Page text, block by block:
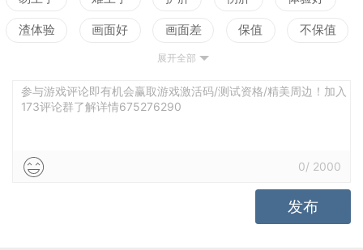
渣体验 画面好 画面差 保值 不保值
测试
展开全部
参与游戏评论即有机会赢取游戏激活码/测试资格/精美周边！加入
173评论群了解详情675276290
0/ 2000
发布